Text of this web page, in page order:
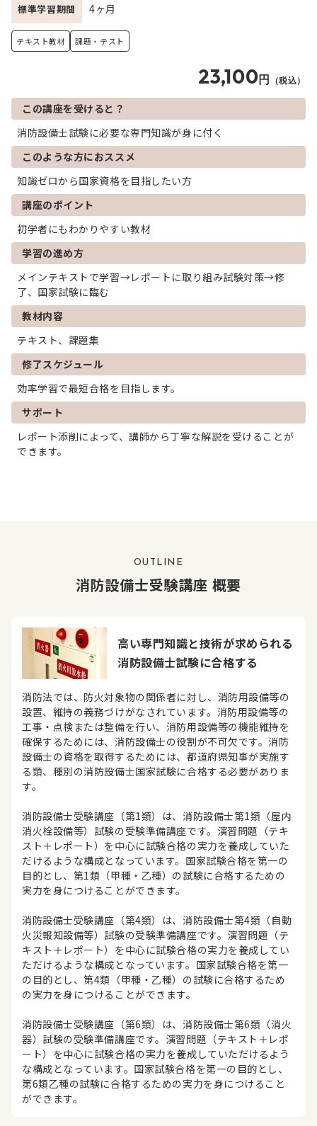
標準学習期間 4ヶ月
テキスト教材 課題・テスト
23,100円 （税込）
この講座を受けると？
消防設備士試験に必要な専門知識が身に付く
このような方におススメ
知識ゼロから国家資格を目指したい方
講座のポイント
初学者にもわかりやすい教材
学習の進め方
メインテキストで学習→レポートに取り組み試験対策→修
了、国家試験に臨む
教材内容
テキスト、課題集
修了スケジュール
効率学習で最短合格を目指します。
サポート
レポート添削によって、講師から丁寧な解説を受けることが
できます。
OUTLINE
消防設備士受験講座 概要
高い専門知識と技術が求められる
消防設備士試験に合格する
消防法では、防火対象物の関係者に対し、消防用設備等の
設置、維持の義務づけがなされています。消防用設備等の
工事・点検または整備を行い、消防用設備等の機能維持を
確保するためには、消防設備士の役割が不可欠です。消防
設備士の資格を取得するためには、都道府県知事が実施す
る類、種別の消防設備士国家試験に合格する必要がありま
す。
消防設備士受験講座（第1類）は、消防設備士第1類（屋内
消火栓設備等）試験の受験準備講座です。演習問題（テキ
スト＋レポート）を中心に試験合格の実力を養成していた
だけるような構成となっています。国家試験合格を第一の
目的とし、第1類（甲種・乙種）の試験に合格するための
実力を身につけることができます。
消防設備士受験講座（第4類）は、消防設備士第4類（自動
火災報知設備等）試験の受験準備講座です。演習問題（テ
キスト＋レポート）を中心に試験合格の実力を養成してい
ただけるような構成となっています。国家試験合格を第一
の目的とし、第4類（甲種・乙種）の試験に合格するため
の実力を身につけることができます。
消防設備士受験講座（第6類）は、消防設備士第6類（消火
器）試験の受験準備講座です。演習問題（テキスト＋レポ
ート）を中心に試験合格の実力を養成していただけるよう
な構成となっています。国家試験合格を第一の目的とし、
第6類乙種の試験に合格するための実力を身につけること
ができます。